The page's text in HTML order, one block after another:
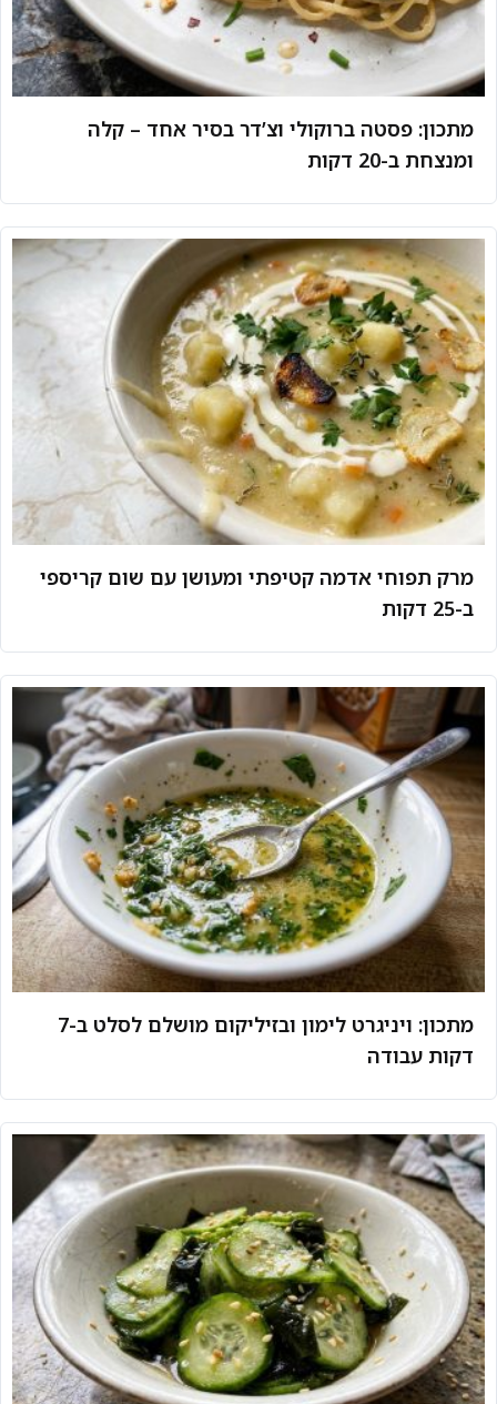
מתכון: פסטה ברוקולי וצ’דר בסיר אחד – קלה
ומנצחת ב-20 דקות
מרק תפוחי אדמה קטיפתי ומעושן עם שום קריספי
ב-25 דקות
מתכון: ויניגרט לימון ובזיליקום מושלם לסלט ב-7
דקות עבודה